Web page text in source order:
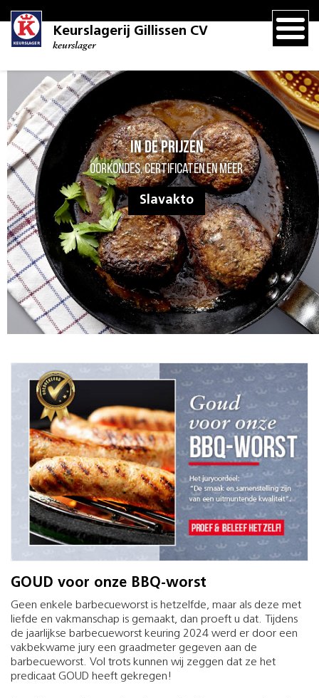
Keurslagerij Gillissen CV
keurslager
In de prijzen
Oorkondes, certificaten en meer
Slavakto
GOUD voor onze BBQ-worst
Geen enkele barbecueworst is hetzelfde, maar als deze met
liefde en vakmanschap is gemaakt, dan proeft u dat. Tijdens
de jaarlijkse barbecueworst keuring 2024 werd er door een
vakbekwame jury een graadmeter gegeven aan de
barbecueworst. Vol trots kunnen wij zeggen dat ze het
predicaat GOUD heeft gekregen!